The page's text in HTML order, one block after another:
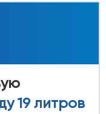
19 литров